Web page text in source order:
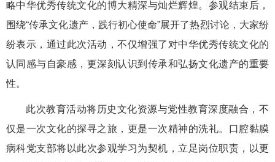
略中华优秀传统文化的博大精深与灿烂辉煌。参观结束后，
围绕“传承文化遗产，践行初心使命”展开了热烈讨论，大家纷
纷表示，通过此次活动，不仅增强了对中华优秀传统文化的
认同感与自豪感，更深刻认识到传承和弘扬文化遗产的重要
性。
此次教育活动将历史文化资源与党性教育深度融合，不
仅是一次文化的探寻之旅，更是一次精神的洗礼。口腔黏膜
病科党支部将以此次参观学习为契机，立足岗位职责，以更